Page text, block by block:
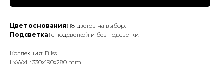
Цвет основания: 18 цветов на выбор.
Подсветка: с подсветкой и без подсветки.
Коллекция: Bliss
LxWxH: 330x190x280 mm